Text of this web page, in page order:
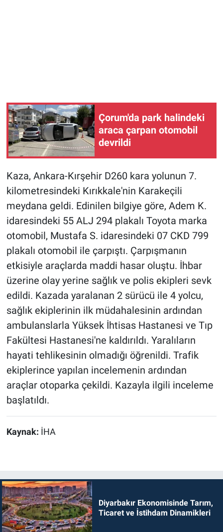
Çorum'da park halindeki
araca çarpan otomobil
devrildi
Kaza, Ankara-Kırşehir D260 kara yolunun 7.
kilometresindeki Kırıkkale'nin Karakeçili
meydana geldi. Edinilen bilgiye göre, Adem K.
idaresindeki 55 ALJ 294 plakalı Toyota marka
otomobil, Mustafa S. idaresindeki 07 CKD 799
plakalı otomobil ile çarpıştı. Çarpışmanın
etkisiyle araçlarda maddi hasar oluştu. İhbar
üzerine olay yerine sağlık ve polis ekipleri sevk
edildi. Kazada yaralanan 2 sürücü ile 4 yolcu,
sağlık ekiplerinin ilk müdahalesinin ardından
ambulanslarla Yüksek İhtisas Hastanesi ve Tıp
Fakültesi Hastanesi'ne kaldırıldı. Yaralıların
hayati tehlikesinin olmadığı öğrenildi. Trafik
ekiplerince yapılan incelemenin ardından
araçlar otoparka çekildi. Kazayla ilgili inceleme
başlatıldı.
Kaynak: İHA
Diyarbakır Ekonomisinde Tarım,
Ticaret ve İstihdam Dinamikleri